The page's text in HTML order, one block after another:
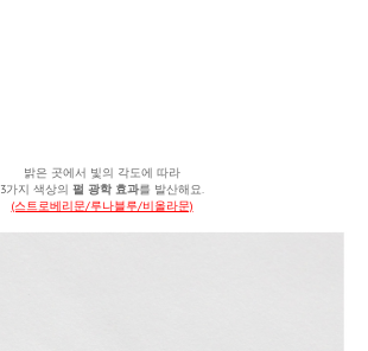
밝은 곳에서 빛의 각도에 따라
3가지 색상의 펄 광학 효과를 발산해요.
(스트로베리문/루나블루/비올라문)